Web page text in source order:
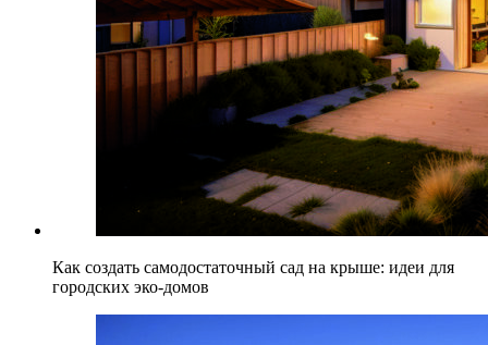
Как создать самодостаточный сад на крыше: идеи для
городских эко-домов